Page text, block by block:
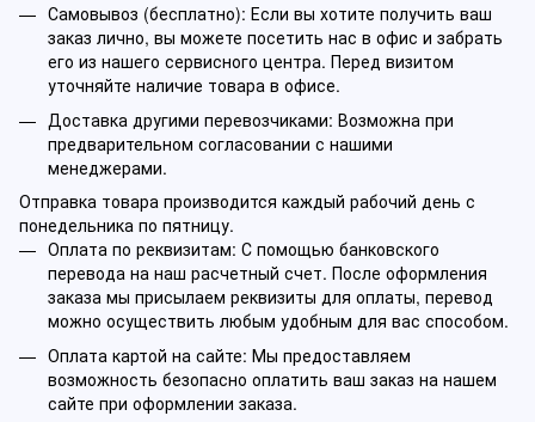
Самовывоз (бесплатно): Если вы хотите получить ваш
заказ лично, вы можете посетить нас в офис и забрать
его из нашего сервисного центра. Перед визитом
уточняйте наличие товара в офисе.
Доставка другими перевозчиками: Возможна при
предварительном согласовании с нашими
менеджерами.
Отправка товара производится каждый рабочий день с
понедельника по пятницу.
Оплата по реквизитам: С помощью банковского
перевода на наш расчетный счет. После оформления
заказа мы присылаем реквизиты для оплаты, перевод
можно осуществить любым удобным для вас способом.
Оплата картой на сайте: Мы предоставляем
возможность безопасно оплатить ваш заказ на нашем
сайте при оформлении заказа.